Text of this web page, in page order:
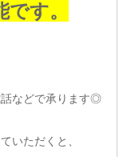
す。
話などで承ります◎
いただくと、